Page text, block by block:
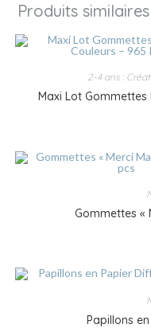
Produits similaires
2-4 ans :
Maxi Lot Gommettes
Gommettes «
Papillons